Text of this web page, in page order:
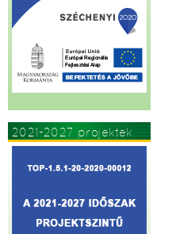
2021-2027 projektek